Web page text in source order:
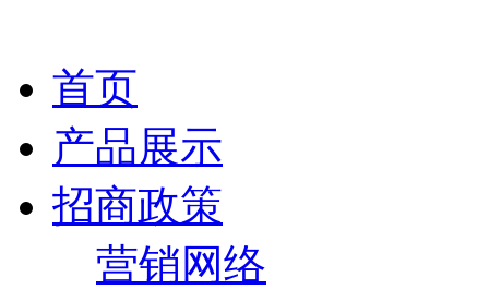
首页
产品展示
招商政策
营销网络